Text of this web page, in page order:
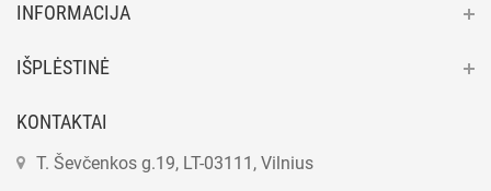
INFORMACIJA
IŠPLĖSTINĖ
KONTAKTAI
T. Ševčenkos g.19, LT-03111, Vilnius